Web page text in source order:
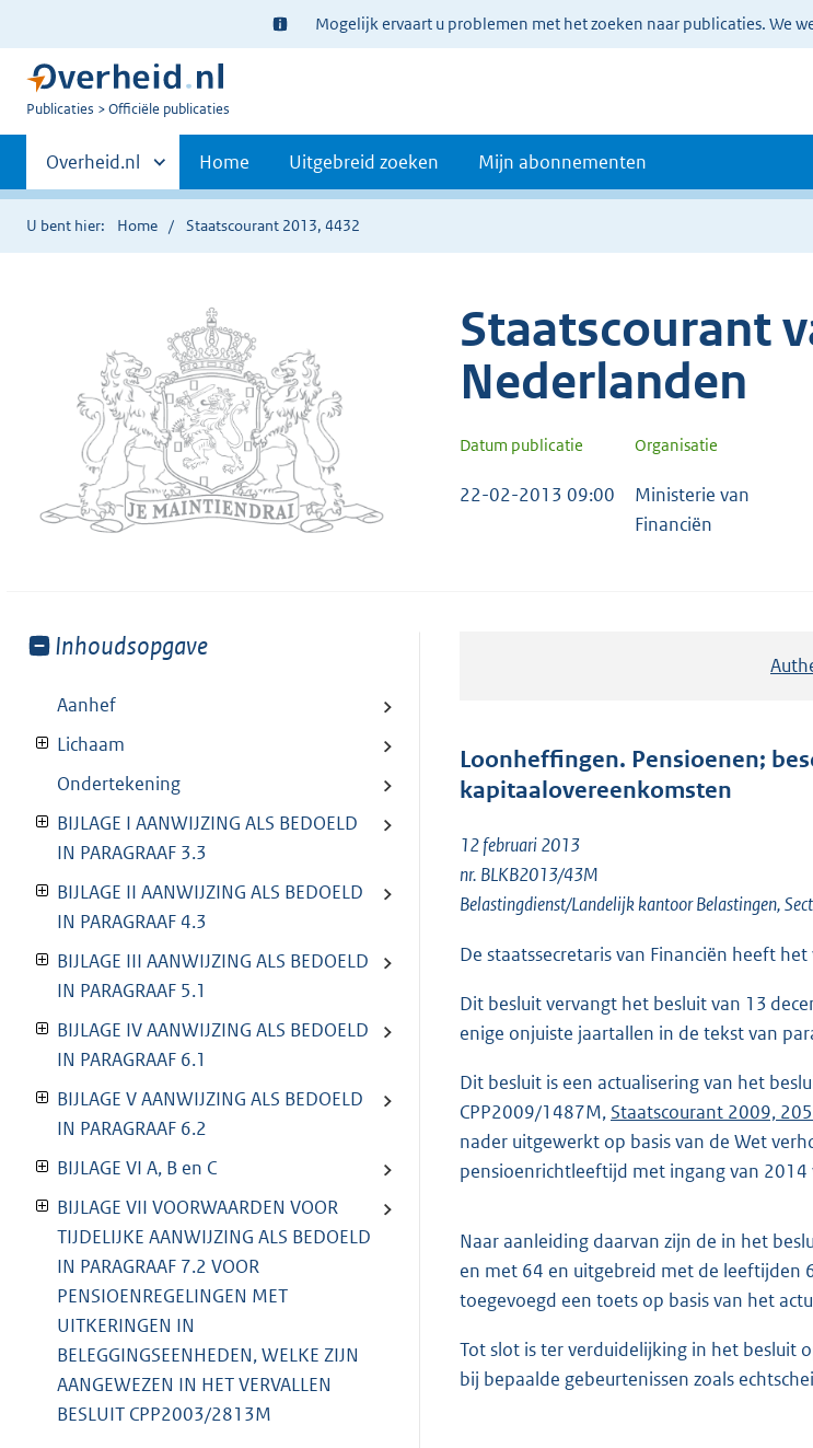
Ter
informatie:
Mogelijk ervaart u problemen met het zoeken naar publicaties. We
U
Publicaties Officiële publicaties
Primaire
navigatie
Andere
sites
binnen
Overheid.nl Home Uitgebreid zoeken Mijn abonnementen
U bent hier: Home Staatscourant 2013, 4432
Staatscourant
Nederlanden
Datum publicatie Organisatie
22-02-2013 09:00
Ministerie van
Financiën
Toon
van:
Inhoudsopgave
Aanhef
Lichaam
Ondertekening
BIJLAGE I AANWIJZING ALS BEDOELD
IN PARAGRAAF 3.3
BIJLAGE II AANWIJZING ALS BEDOELD
IN PARAGRAAF 4.3
BIJLAGE III AANWIJZING ALS BEDOELD
IN PARAGRAAF 5.1
BIJLAGE IV AANWIJZING ALS BEDOELD
IN PARAGRAAF 6.1
BIJLAGE V AANWIJZING ALS BEDOELD
IN PARAGRAAF 6.2
BIJLAGE VI A, B en C
BIJLAGE VII VOORWAARDEN VOOR
TIJDELIJKE AANWIJZING ALS BEDOELD
IN PARAGRAAF 7.2 VOOR
PENSIOENREGELINGEN MET
UITKERINGEN IN
BELEGGINGSEENHEDEN, WELKE ZIJN
AANGEWEZEN IN HET VERVALLEN
BESLUIT CPP2003/2813M
Loonheffingen. Pensioenen;
kapitaalovereenkomsten
12 februari 2013
nr. BLKB2013/43M
Belastingdienst/Landelijk kantoor Belastingen,
De staatssecretaris van Financiën heeft
Dit besluit vervangt het besluit van 13
enige onjuiste jaartallen in de tekst van
Dit besluit is een actualisering van het
CPP2009/1487M, Staatscourant 2009,
nader uitgewerkt op basis van de Wet
pensioenrichtleeftijd met ingang van 2014
Naar aanleiding daarvan zijn de in het
en met 64 en uitgebreid met de leeftijden
toegevoegd een toets op basis van het
Tot slot is ter verduidelijking in het besluit
bij bepaalde gebeurtenissen zoals